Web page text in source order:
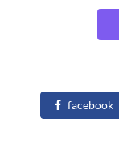
facebook